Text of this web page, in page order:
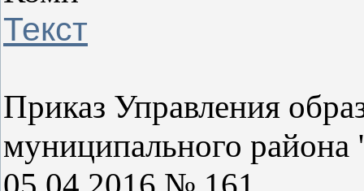
Текст
Приказ Управления
муниципального